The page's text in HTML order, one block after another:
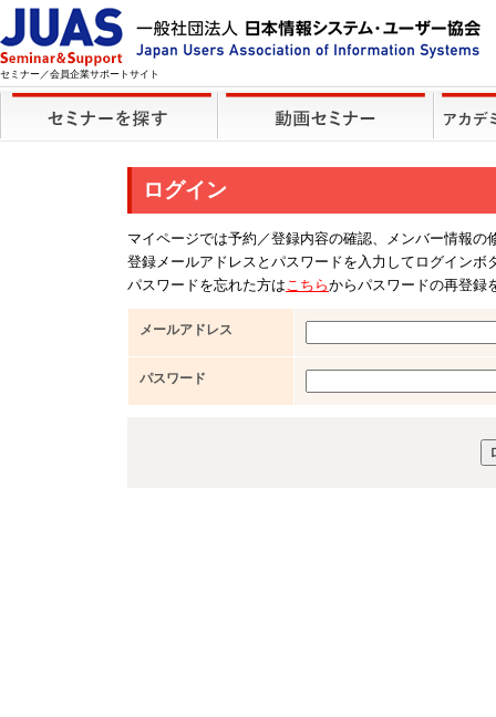
セミナー／会員企業サポートサイト
ログイン
マイページでは予約／登録内容の確認、メンバー情報の
登録メールアドレスとパスワードを入力してログインボ
パスワードを忘れた方はこちらからパスワードの再登録
メールアドレス
パスワード